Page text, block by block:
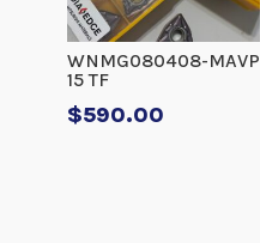
WNMG080408-MAVP
15 TF
$590.00